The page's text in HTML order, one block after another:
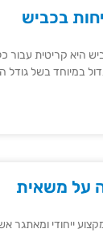
בכביש
היא קריטית עבור
במיוחד בשל גודל
על משאית
ייחודי ומאתגר